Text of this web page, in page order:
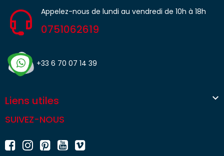
Appelez-nous de lundi au vendredi de 10h à 18h
0751062619
+33 6 70 07 14 39
Liens utiles 
SUIVEZ-NOUS